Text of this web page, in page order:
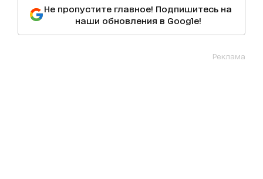
Не пропустите главное! Подпишитесь на
наши обновления в Google!
Реклама